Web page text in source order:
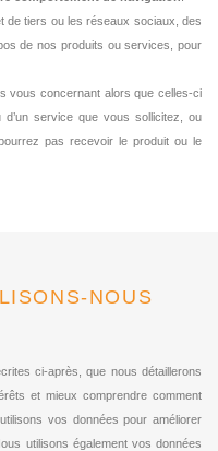
de tiers ou les réseaux sociaux, des
de nos produits ou services, pour
vous concernant alors que celles-ci
d’un service que vous sollicitez, ou
pas recevoir le produit ou le
NOUS
ci-après, que nous détaillerons
et mieux comprendre comment
vos données pour améliorer
utilisons également vos données